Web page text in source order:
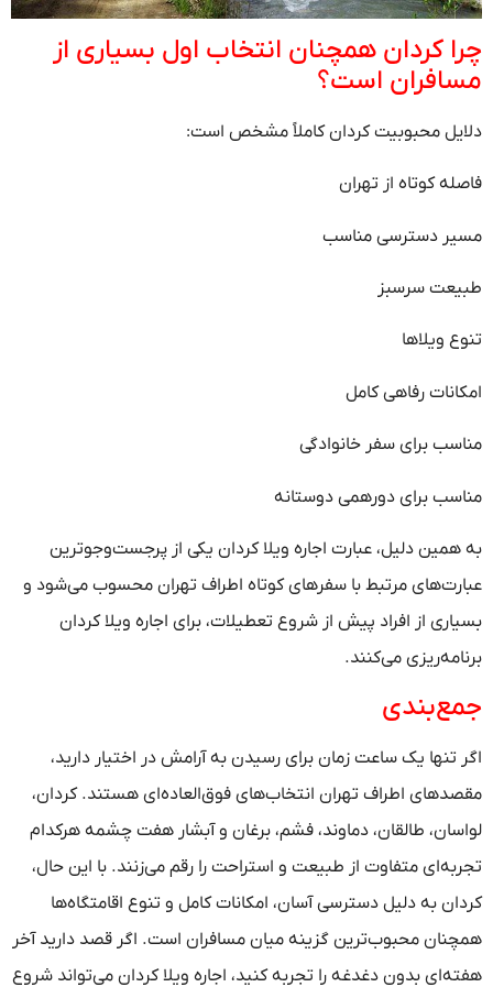
چرا کردان همچنان انتخاب اول بسیاری از
مسافران است؟
دلایل محبوبیت کردان کاملاً مشخص است:
فاصله کوتاه از تهران
مسیر دسترسی مناسب
طبیعت سرسبز
تنوع ویلاها
امکانات رفاهی کامل
مناسب برای سفر خانوادگی
مناسب برای دورهمی دوستانه
به همین دلیل، عبارت اجاره ویلا کردان یکی از پرجست‌وجوترین
عبارت‌های مرتبط با سفرهای کوتاه اطراف تهران محسوب می‌شود و
بسیاری از افراد پیش از شروع تعطیلات، برای اجاره ویلا کردان
برنامه‌ریزی می‌کنند.
جمع‌بندی
اگر تنها یک ساعت زمان برای رسیدن به آرامش در اختیار دارید،
مقصدهای اطراف تهران انتخاب‌های فوق‌العاده‌ای هستند. کردان،
لواسان، طالقان، دماوند، فشم، برغان و آبشار هفت چشمه هرکدام
تجربه‌ای متفاوت از طبیعت و استراحت را رقم می‌زنند. با این حال،
کردان به دلیل دسترسی آسان، امکانات کامل و تنوع اقامتگاه‌ها
همچنان محبوب‌ترین گزینه میان مسافران است. اگر قصد دارید آخر
هفته‌ای بدون دغدغه را تجربه کنید، اجاره ویلا کردان می‌تواند شروع